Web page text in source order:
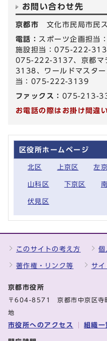
お問い合わせ先
京都市 文化市民局市民
電話： スポーツ企画担当
施設担当：075-222-
075-222-3137、京都マ
3138、ワールドマスタ
当：075-222-3139
ファックス： 075-213-
お電話の際はお掛け間違
区役所ホームページ
北区 上京区 左
山科区 下京区
伏見区
このサイトの考え方 個
著作権・リンク等 サイ
京都市役所
〒604-8571 京都市中京区寺
地
市役所へのアクセス 組織一